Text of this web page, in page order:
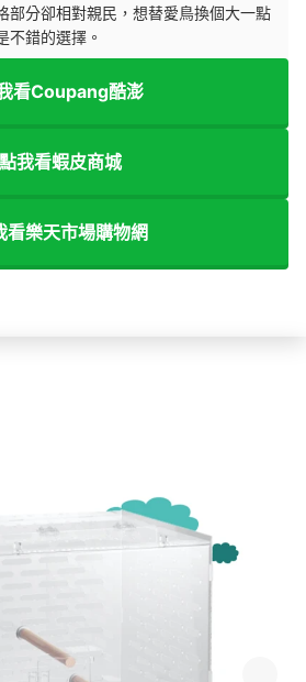
部分卻相對親民，想替愛鳥換個大一點
不錯的選擇。
看Coupang酷澎
點我看蝦皮商城
看樂天市場購物網